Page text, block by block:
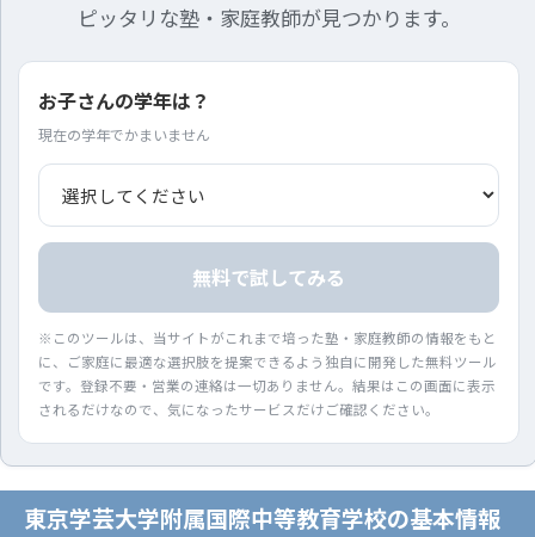
ピッタリな塾・家庭教師が見つかります。
お子さんの学年は？
現在の学年でかまいません
無料で試してみる
※このツールは、当サイトがこれまで培った塾・家庭教師の情報をもと
に、ご家庭に最適な選択肢を提案できるよう独自に開発した無料ツール
です。登録不要・営業の連絡は一切ありません。結果はこの画面に表示
されるだけなので、気になったサービスだけご確認ください。
東京学芸大学附属国際中等教育学校の基本情報